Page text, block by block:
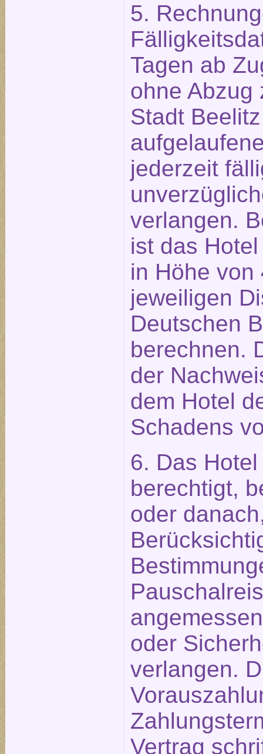
5.
Tagen ab
ohne Abzug
Stadt
jederzeit
verlangen.
ist das
in Höhe von
jeweiligen
Deutschen
berechnen.
der
dem Hotel
Schadens
6. Das
berechtigt,
oder
oder
verlangen.
Vertrag